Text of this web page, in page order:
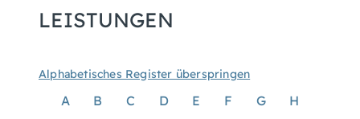
LEISTUNGEN
Alphabetisches Register überspringen
A B C D E F G H